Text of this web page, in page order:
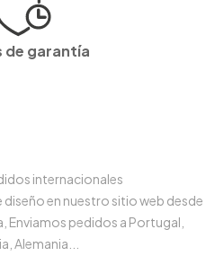
de garantía
internacionales
en nuestro sitio web desde
Enviamos pedidos a Portugal,
Alemania...